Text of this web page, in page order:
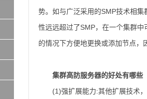
势。如与广泛采用的SMP技术相
性远远超过了SMP，在一个集群
的情况下方便地更换或添加节点，
集群高防服务器的好处有哪些
(1)强扩展能力:其他扩展技术